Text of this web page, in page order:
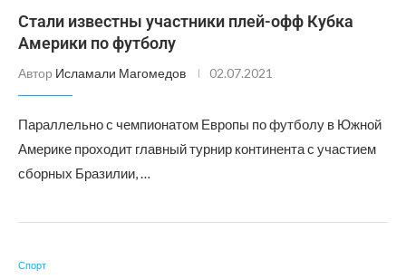
Стали известны участники плей-офф Кубка
Америки по футболу
Автор Исламали Магомедов 02.07.2021
Параллельно с чемпионатом Европы по футболу в Южной
Америке проходит главный турнир континента с участием
сборных Бразилии, …
Спорт